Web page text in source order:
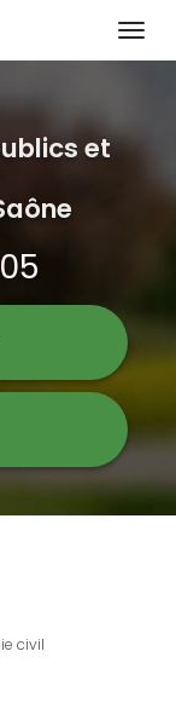
et
civil